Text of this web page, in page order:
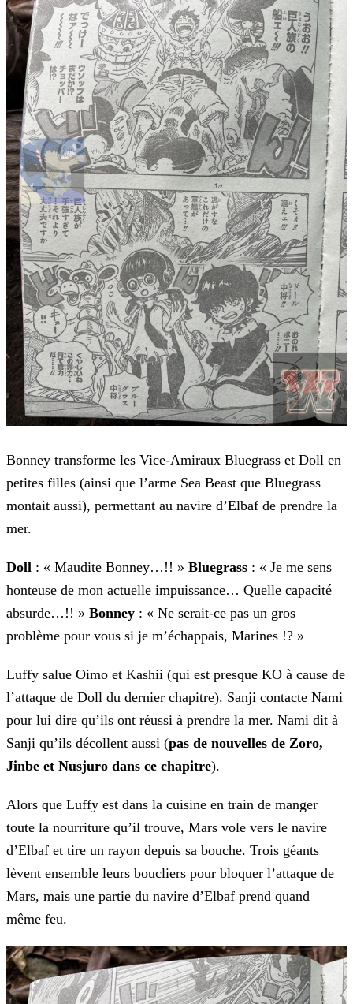
Bonney transforme les Vice-Amiraux Bluegrass et Doll en
petites filles (ainsi que l’arme Sea Beast que Bluegrass
montait aussi), permettant au navire d’Elbaf de prendre la
mer.
Doll : « Maudite Bonney…!! » Bluegrass : « Je me sens
honteuse de mon actuelle impuissance… Quelle capacité
absurde…!! » Bonney : « Ne serait-ce pas un gros
problème pour vous si je m’échappais, Marines !? »
Luffy salue Oimo et Kashii (qui est presque KO à cause de
l’attaque de Doll du dernier chapitre). Sanji contacte Nami
pour lui dire qu’ils ont réussi à prendre la mer. Nami dit à
Sanji qu’ils décollent aussi (pas de nouvelles de Zoro,
Jinbe et Nusjuro dans ce chapitre).
Alors que Luffy est dans la cuisine en train de manger
toute la nourriture qu’il trouve, Mars vole vers le navire
d’Elbaf et tire un rayon depuis sa bouche. Trois géants
lèvent ensemble leurs boucliers pour bloquer l’attaque de
Mars, mais une partie du navire d’Elbaf prend quand
même feu.